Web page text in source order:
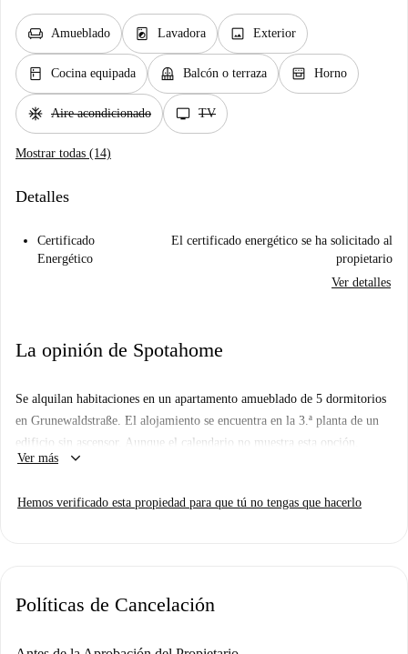
chair Amueblado local_laundry_service Lavadora image Exterior
kitchen Cocina equipada balcony Balcón o terraza oven_gen Horno
ac_unit Aire acondicionado tv TV
Mostrar todas (14)
Detalles
Certificado
Energético
El certificado energético se ha solicitado al
propietario
Ver detalles
La opinión de Spotahome
Se alquilan habitaciones en un apartamento amueblado de 5 dormitorios
en Grunewaldstraße. El alojamiento se encuentra en la 3.ª planta de un
edificio sin ascensor. Aunque el calendario no muestra esta opción,
¡puede reservar esta habitación también para enero de 2026! Solo tiene
Ver más keyboard_arrow_down
Hemos verificado esta propiedad para que tú no tengas que hacerlo
Políticas de Cancelación